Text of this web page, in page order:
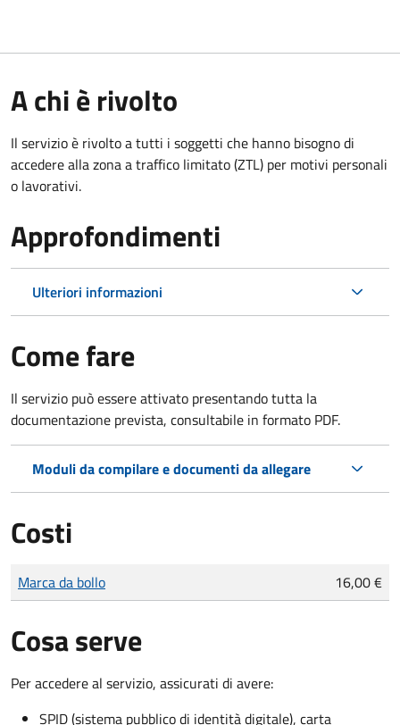
A chi è rivolto
Il servizio è rivolto a tutti i soggetti che hanno bisogno di
accedere alla zona a traffico limitato (ZTL) per motivi personali
o lavorativi.
Approfondimenti
Ulteriori informazioni
Come fare
Il servizio può essere attivato presentando tutta la
documentazione prevista, consultabile in formato PDF.
Moduli da compilare e documenti da allegare
Costi
Tipo di pagamento
Importo
Marca da bollo 16,00 €
Cosa serve
Per accedere al servizio, assicurati di avere:
SPID (sistema pubblico di identità digitale), carta